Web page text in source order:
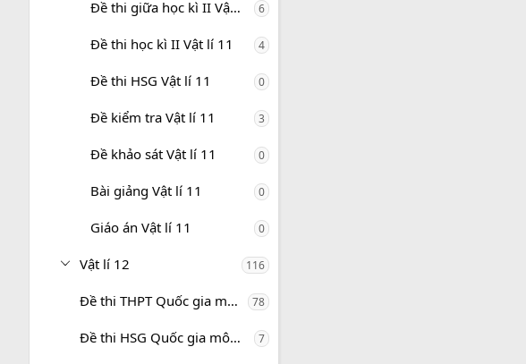
Đề thi giữa học kì II Vật lí 11 6
Đề thi học kì II Vật lí 11 4
Đề thi HSG Vật lí 11 0
Đề kiểm tra Vật lí 11 3
Đề khảo sát Vật lí 11 0
Bài giảng Vật lí 11 0
Giáo án Vật lí 11 0
Vật lí 12 116
Đề thi THPT Quốc gia môn Vật lí 78
Đề thi HSG Quốc gia môn Vật lí 7